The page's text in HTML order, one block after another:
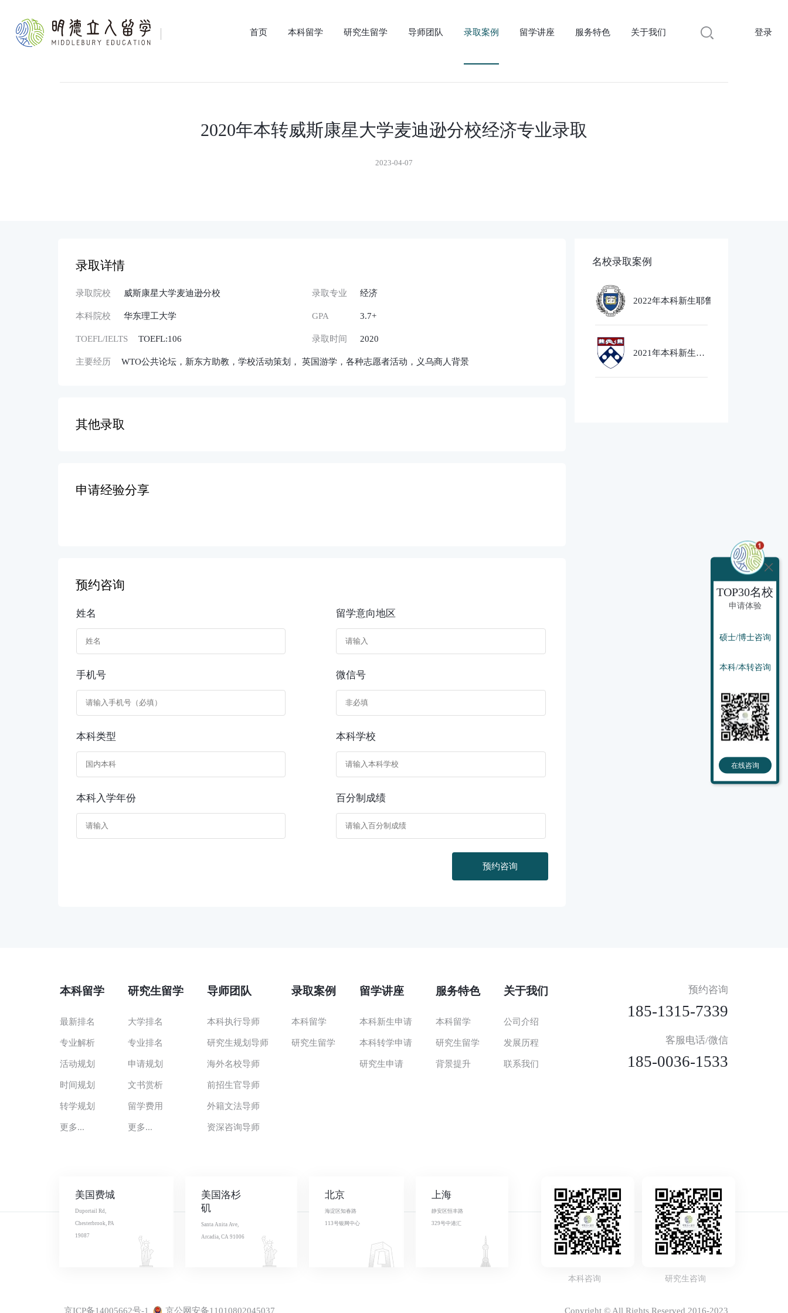
首页 本科留学 研究生留学 导师团队 录取案例 留学讲座 服务特色 关于我们 登录
TOP30名校
申请体验
硕士/博士咨询
本科/本转咨询
在线咨询
2020年本转威斯康星大学麦迪逊分校经济专业录取
2023-04-07
录取详情
录取院校 威斯康星大学麦迪逊分校 录取专业 经济
本科院校 华东理工大学 GPA 3.7+
TOEFL/IELTS TOEFL:106 录取时间 2020
主要经历 WTO公共论坛，新东方助教，学校活动策划， 英国游学，各种志愿者活动，义乌商人背景
其他录取
申请经验分享
预约咨询
姓名 留学意向地区
手机号 微信号
本科类型 本科学校
本科入学年份 百分制成绩
预约咨询
名校录取案例
2022年本科新生耶鲁大学
2021年本科新生芝
本科留学
最新排名
专业解析
活动规划
时间规划
转学规划
更多...
研究生留学
大学排名
专业排名
申请规划
文书赏析
留学费用
更多...
导师团队
本科执行导师
研究生规划导师
海外名校导师
前招生官导师
外籍文法导师
资深咨询导师
录取案例
本科留学
研究生留学
留学讲座
本科新生申请
本科转学申请
研究生申请
服务特色
本科留学
研究生留学
背景提升
关于我们
公司介绍
发展历程
联系我们
预约咨询
185-1315-7339
客服电话/微信
185-0036-1533
京ICP备14005662号-1 京公网安备11010802045037 Copyright © All Rights Reserved 2016-2023
美国费城
Duportail Rd,
Chesterbrook, PA
19087
美国洛杉
矶
Santa Anita Ave,
Arcadia, CA 91006
北京
海淀区知春路
113号银网中心
上海
静安区恒丰路
329号中港汇
本科咨询 研究生咨询